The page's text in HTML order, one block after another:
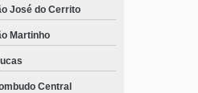
químico Bom Abrigo
químico Saudades
com atendimento
José do Cerrito
Martinho
Central